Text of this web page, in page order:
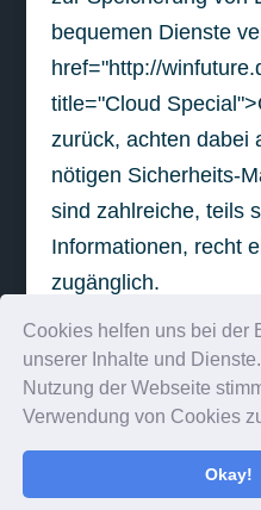
Cookies helfen uns bei der
unserer Inhalte und
Nutzung der Webseite
Verwendung von Cookies
Okay!
bequemen Dienste
href="http://
title="Cloud
zurück, achten dabei
nötigen Sicherheits-
sind zahlreiche, teils
Informationen, recht
zugänglich.
weiterlesen
Impressum